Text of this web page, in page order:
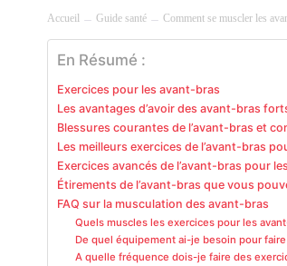
Accueil Guide santé Comment se muscler les
En Résumé :
Exercices pour les avant-bras
Les avantages d’avoir des avant-bras
Blessures courantes de l’avant-bras et
Les meilleurs exercices de l’avant-bras
Exercices avancés de l’avant-bras pour
Étirements de l’avant-bras que vous
FAQ sur la musculation des avant-bras
Quels muscles les exercices pour les
De quel équipement ai-je besoin pour
A quelle fréquence dois-je faire des